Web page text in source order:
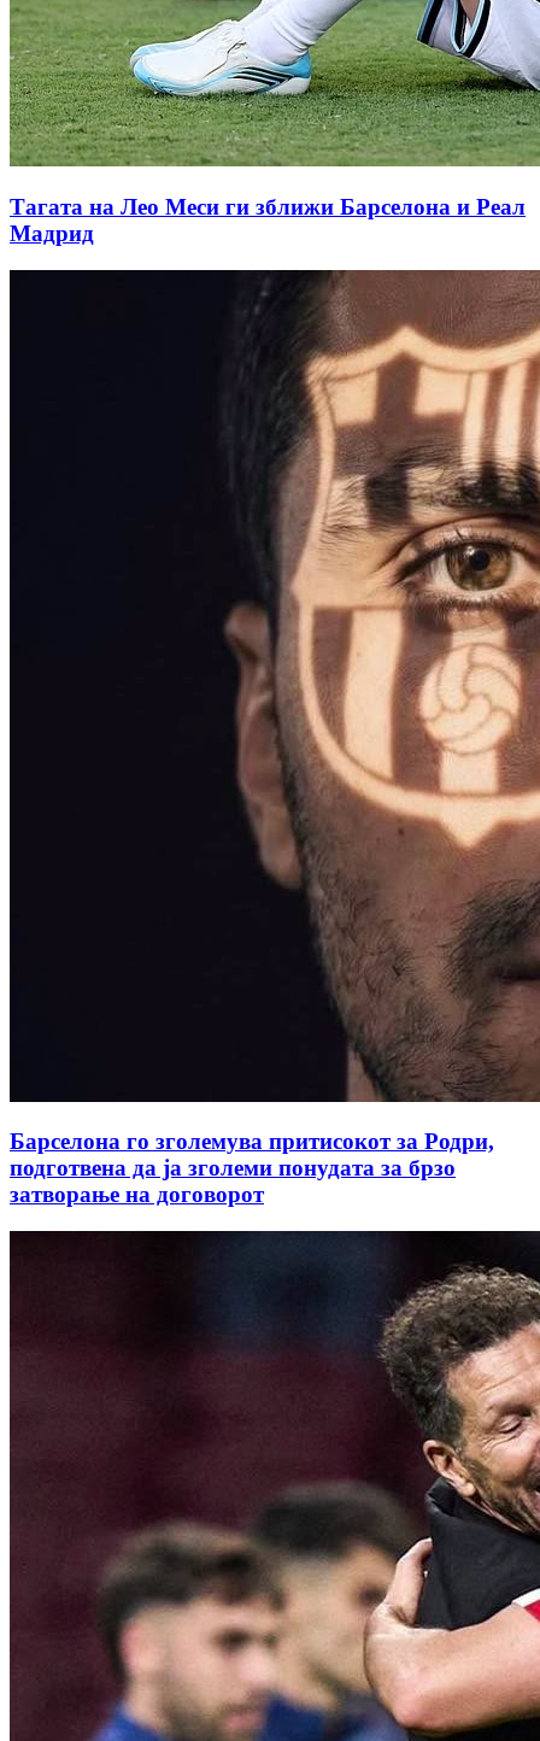
Тагата на Лео Меси ги зближи Барселона и Реал
Мадрид
Барселона го зголемува притисокот за Родри,
подготвена да ја зголеми понудата за брзо
затворање на договорот